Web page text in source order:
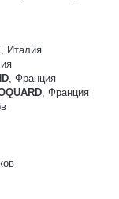
, Италия
, Франция
, Франция